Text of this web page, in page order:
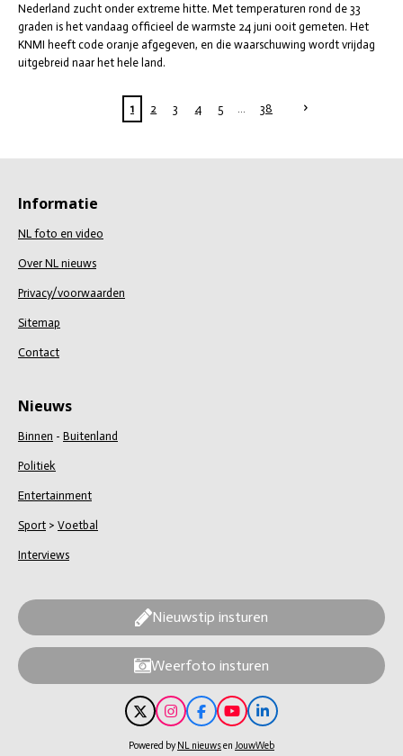
Nederland zucht onder extreme hitte. Met temperaturen rond de 33
graden is het vandaag officieel de warmste 24 juni ooit gemeten. Het
KNMI heeft code oranje afgegeven, en die waarschuwing wordt vrijdag
uitgebreid naar het hele land.
1 2 3 4 5 38
Informatie
NL foto en video
Over NL nieuws
Privacy/voorwaarden
Sitemap
Contact
Nieuws
Binnen - Buitenland
Politiek
Entertainment
Sport > Voetbal
Interviews
Nieuwstip insturen
Weerfoto insturen
X
I
n
s
F
a
c
Y
o
u
L
i
n
Powered byNL nieuwsen JouwWeb